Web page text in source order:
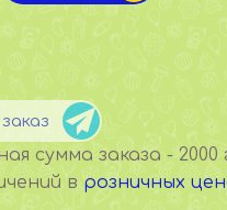
сумма заказа - 2000
в розничных